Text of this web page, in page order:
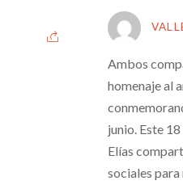
Ambos
homenaje al
junio. Este
Elías
sociales